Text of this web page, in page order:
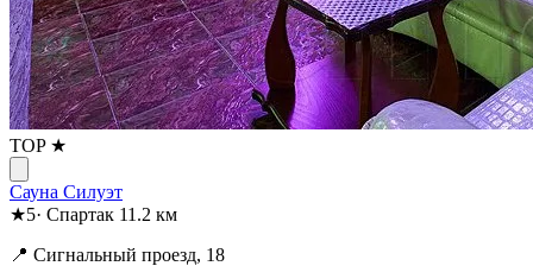
TOP ★
Сауна Силуэт
★5· Спартак 11.2 км
📍 Сигнальный проезд, 18